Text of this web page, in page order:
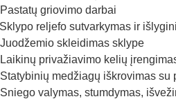
griovimo darbai
reljefo sutvarkymas ir
skleidimas sklype
privažiavimo kelių
medžiagų iškrovimas su
valymas, stumdymas,